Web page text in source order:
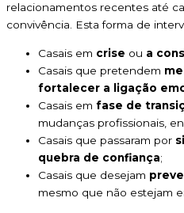
relacionamentos recentes até
convivência. Esta forma de
Casais em crise ou a
Casais que pretendem
fortalecer a ligação
Casais em fase de
mudanças profissionais,
Casais que passaram por
quebra de confiança;
Casais que desejam
mesmo que não estejam